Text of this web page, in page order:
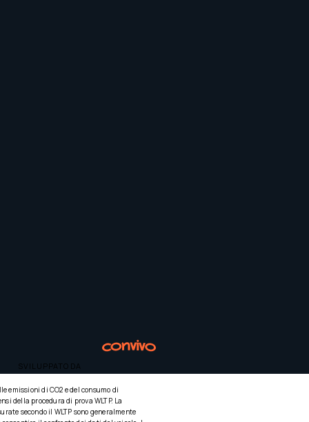
SVILUPPATO DA
emissioni di CO2 e del consumo di
della procedura di prova WLTP. La
secondo il WLTP sono generalmente